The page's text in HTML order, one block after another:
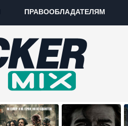
ПРАВООБЛАДАТЕЛЯМ